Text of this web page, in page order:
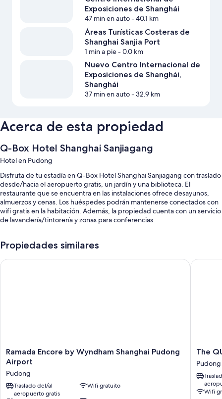
Exposiciones de Shanghái
47 min en auto- 40.1 km
Áreas Turísticas Costeras de
Shanghai Sanjia Port
1 min a pie- 0.0 km
Nuevo Centro Internacional de
Exposiciones de Shanghái,
Shanghái
37 min en auto- 32.9 km
Acerca de esta propiedad
Q-Box Hotel Shanghai Sanjiagang
Hotel en Pudong
Disfruta de tu estadía en Q-Box Hotel Shanghai Sanjiagang con traslado
desde/hacia el aeropuerto gratis, un jardín y una biblioteca. El
restaurante que se encuentra en las instalaciones ofrece desayunos,
almuerzos y cenas. Los huéspedes podrán mantenerse conectados con
wifi gratis en la habitación. Además, la propiedad cuenta con un servicio
de lavandería/tintorería y zonas para conferencias.
Estacionamiento gratis
Desayuno buffet con cargo, un punto de carga para vehículos
También se incluyen los siguientes beneficios adicionales en todas las
habitaciones:
Baños con cabezales de ducha tipo lluvia y secadores de pelo
Propiedades similares
Ramada
Encore
Wyndham
Shanghai
Pudong
Ramada Encore by Wyndham Shanghai Pudong
Airport
Pudong
Traslado del/al
aeropuerto gratis
Wifi gratuito
Ramada Encore by Wyndham Shanghai Pudong Airport
The
QUBE
Hotel
Pudong
The
Pudong
Wifi
The